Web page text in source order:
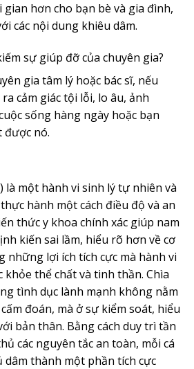
hơn cho bạn bè và gia đình,
các nội dung khiêu dâm.
sự giúp đỡ của chuyên gia?
gia tâm lý hoặc bác sĩ, nếu
cảm giác tội lỗi, lo âu, ảnh
sống hàng ngày hoặc bạn
được nó.
là một hành vi sinh lý tự nhiên và
hành một cách điều độ và an
thức y khoa chính xác giúp nam
kiến sai lầm, hiểu rõ hơn về cơ
những lợi ích tích cực mà hành vi
khỏe thể chất và tinh thần. Chìa
tình dục lành mạnh không nằm
đoán, mà ở sự kiểm soát, hiểu
bản thân. Bằng cách duy trì tần
các nguyên tắc an toàn, mỗi cá
dâm thành một phần tích cực